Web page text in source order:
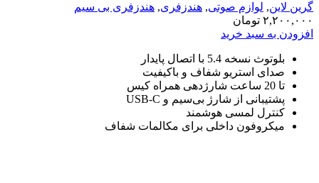
گرین لاین, لوازم صوتی, هندزفری, هندزفری بی سیم
۲,۲۰۰,۰۰۰ تومان
افزودن به سبد خرید
بلوتوث نسخه 5.4 با اتصال پایدار
صدای استریو شفاف و باکیفیت
تا 20 ساعت شارژدهی همراه کیس
پشتیبانی از شارژ بی‌سیم و USB-C
کنترل لمسی هوشمند
میکروفون داخلی برای مکالمات شفاف